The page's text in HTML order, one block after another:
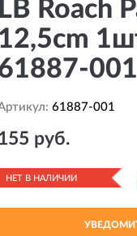
LB Roach
12,5cm
001
61887-001
руб.
НЕТ В НАЛИЧИИ